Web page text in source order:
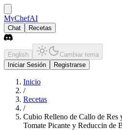
MyChefAI
Chat Recetas
English
Cambiar tema
Iniciar Sesión
Registrarse
Inicio
/
Recetas
/
Cubio Relleno de Callo de Res
Tomate Picante y Reduccin de